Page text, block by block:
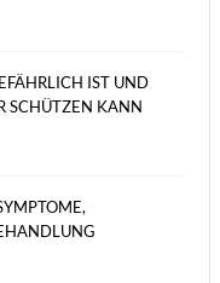
IST UND
SCHÜTZEN KANN